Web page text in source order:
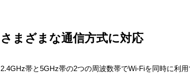
さまざまな通信方式に対応
2.4GHz帯と5GHz帯の2つの周波数帯でWi-Fiを同時に利